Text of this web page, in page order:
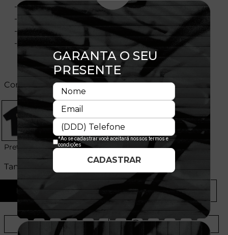
- Corte Regular
- Gola redonda
- Flag bordada na manga
- Composição: 100% Poliéster
Cores:
Preto
Tamanhos:
P M G GG
Provador Virtual Tabela de Medidas